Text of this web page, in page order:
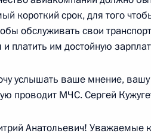
бюджетной политики
Московская область, Горки
цирка, дрессировщице
короткий срок, для того
обслуживать свои
платить им достойную
услышать ваше мнение,
проводит МЧС. Сергей
Анатольевич! Уважаемые